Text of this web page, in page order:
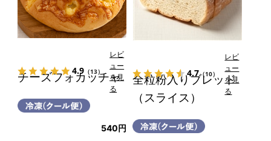
チーズフォカッチャ
4.9 （13）
レビ
ュー
を見
る
540円
全粒粉入りブレッド
（スライス）
4.7（10）
レビ
ュー
を見
る